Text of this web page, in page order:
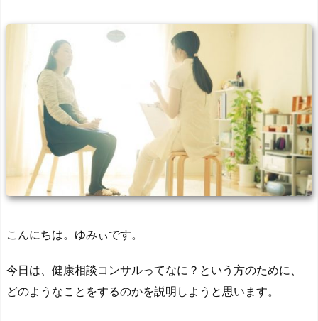
こんにちは。ゆみぃです。
今日は、健康相談コンサルってなに？という方のために、
どのようなことをするのかを説明しようと思います。